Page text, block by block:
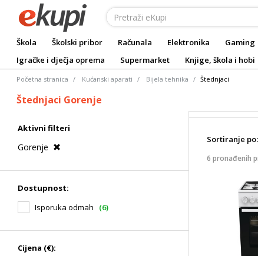
Škola Školski pribor Računala Elektronika Gaming
Igračke i dječja oprema
Supermarket Knjige, škola i hobi
Početna stranica Kućanski aparati Bijela tehnika Štednjaci
Štednjaci Gorenje
Aktivni filteri
Gorenje
Dostupnost:
Isporuka odmah
(6)
Cijena (€):
Sortiranje po:
6 pronađenih